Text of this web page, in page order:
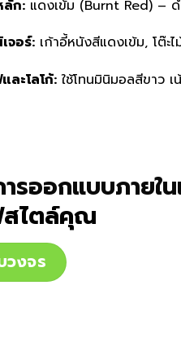
ลัก:แดงเข้ม (Burnt Red) –
จอร์:เก้าอี้หนังสีแดงเข้ม, โต๊ะไ
ละโลโก้:ใช้โทนมินิมอลสีขาว
รออกแบบภายใ
สไตล์คุณ
วงจร